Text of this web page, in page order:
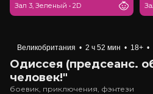
Зал 3, Зеленый • 2D
Великобритания • 2 ч 52 мин • 18+ •
Одиссея (предсеанс.
человек!"
боевик, приключения, фэнтези